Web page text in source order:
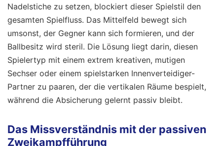
Nadelstiche zu setzen, blockiert dieser Spielstil den
gesamten Spielfluss. Das Mittelfeld bewegt sich
umsonst, der Gegner kann sich formieren, und der
Ballbesitz wird steril. Die Lösung liegt darin, diesen
Spielertyp mit einem extrem kreativen, mutigen
Sechser oder einem spielstarken Innenverteidiger-
Partner zu paaren, der die vertikalen Räume bespielt,
während die Absicherung gelernt passiv bleibt.
Das Missverständnis mit der passiven
Zweikampfführung